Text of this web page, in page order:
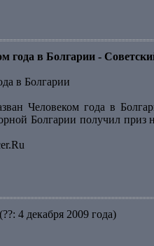
в Болгарии -
в Болгарии
Человеком года в
Болгарии получил
(??: 4 декабря 2009 года)